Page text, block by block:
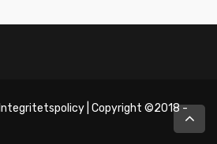
Integritetspolicy | Copyright ©2018 -